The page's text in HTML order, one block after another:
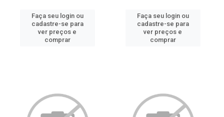
Faça seu login ou
cadastre-se para
ver preços e
comprar
Faça seu login ou
cadastre-se para
ver preços e
comprar